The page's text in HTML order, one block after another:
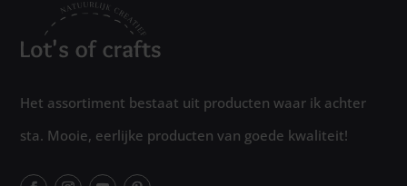
Het assortiment bestaat uit producten waar ik achter
sta. Mooie, eerlijke producten van goede kwaliteit!